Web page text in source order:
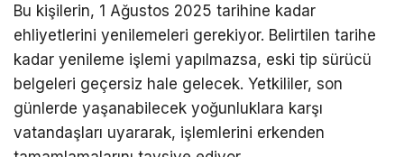
Bu kişilerin, 1 Ağustos 2025 tarihine kadar
ehliyetlerini yenilemeleri gerekiyor. Belirtilen tarihe
kadar yenileme işlemi yapılmazsa, eski tip sürücü
belgeleri geçersiz hale gelecek. Yetkililer, son
günlerde yaşanabilecek yoğunluklara karşı
vatandaşları uyararak, işlemlerini erkenden